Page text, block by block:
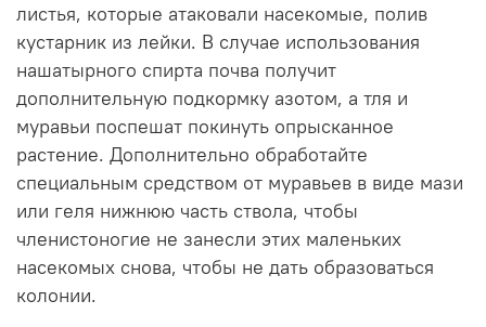
листья, которые атаковали насекомые, полив
кустарник из лейки. В случае использования
нашатырного спирта почва получит
дополнительную подкормку азотом, а тля и
муравьи поспешат покинуть опрысканное
растение. Дополнительно обработайте
специальным средством от муравьев в виде мази
или геля нижнюю часть ствола, чтобы
членистоногие не занесли этих маленьких
насекомых снова, чтобы не дать образоваться
колонии.